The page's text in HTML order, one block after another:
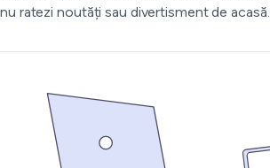
nu ratezi noutăți sau divertisment de acasă.